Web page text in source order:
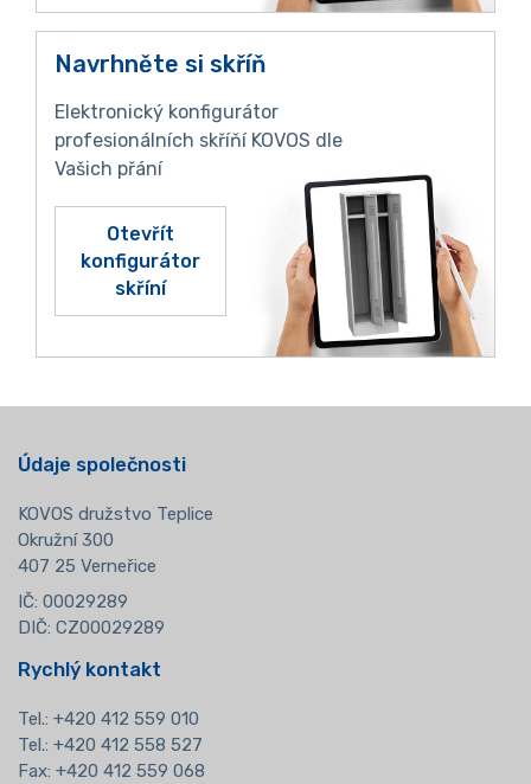
Navrhněte si skříň
Elektronický konfigurátor
profesionálních skříňí KOVOS dle
Vašich přání
Otevřít
konfigurátor
skříní
Údaje společnosti
KOVOS družstvo Teplice
Okružní 300
407 25 Verneřice
IČ: 00029289
DIČ: CZ00029289
Rychlý kontakt
Tel.: +420 412 559 010
Tel.: +420 412 558 527
Fax: +420 412 559 068